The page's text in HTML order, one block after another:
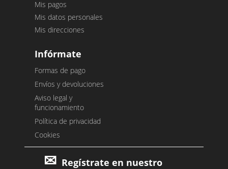
Mis pagos
Mis datos personales
Mis direcciones
Infórmate
Formas de pago
Envíos y devoluciones
Aviso legal y
funcionamiento
Política de privacidad
Cookies
Regístrate en nuestro